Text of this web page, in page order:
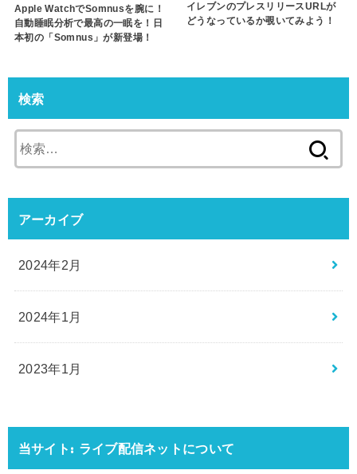
Apple WatchでSomnusを腕に！
自動睡眠分析で最高の一眠を！日
本初の「Somnus」が新登場！
イレブンのプレスリリースURLが
どうなっているか覗いてみよう！
検索
索:
アーカイブ
2024年2月
2024年1月
2023年1月
当サイト: ライブ配信ネットについて